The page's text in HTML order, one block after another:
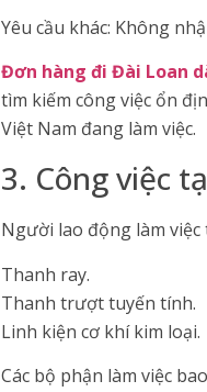
Yêu cầu khác: Không
Đơn hàng đi Đài Loan
tìm kiếm công việc ổn
Việt Nam đang làm việc.
3. Công việc
Người lao động làm việc
Thanh ray.
Thanh trượt tuyến tính.
Linh kiện cơ khí kim loại.
Các bộ phận làm việc